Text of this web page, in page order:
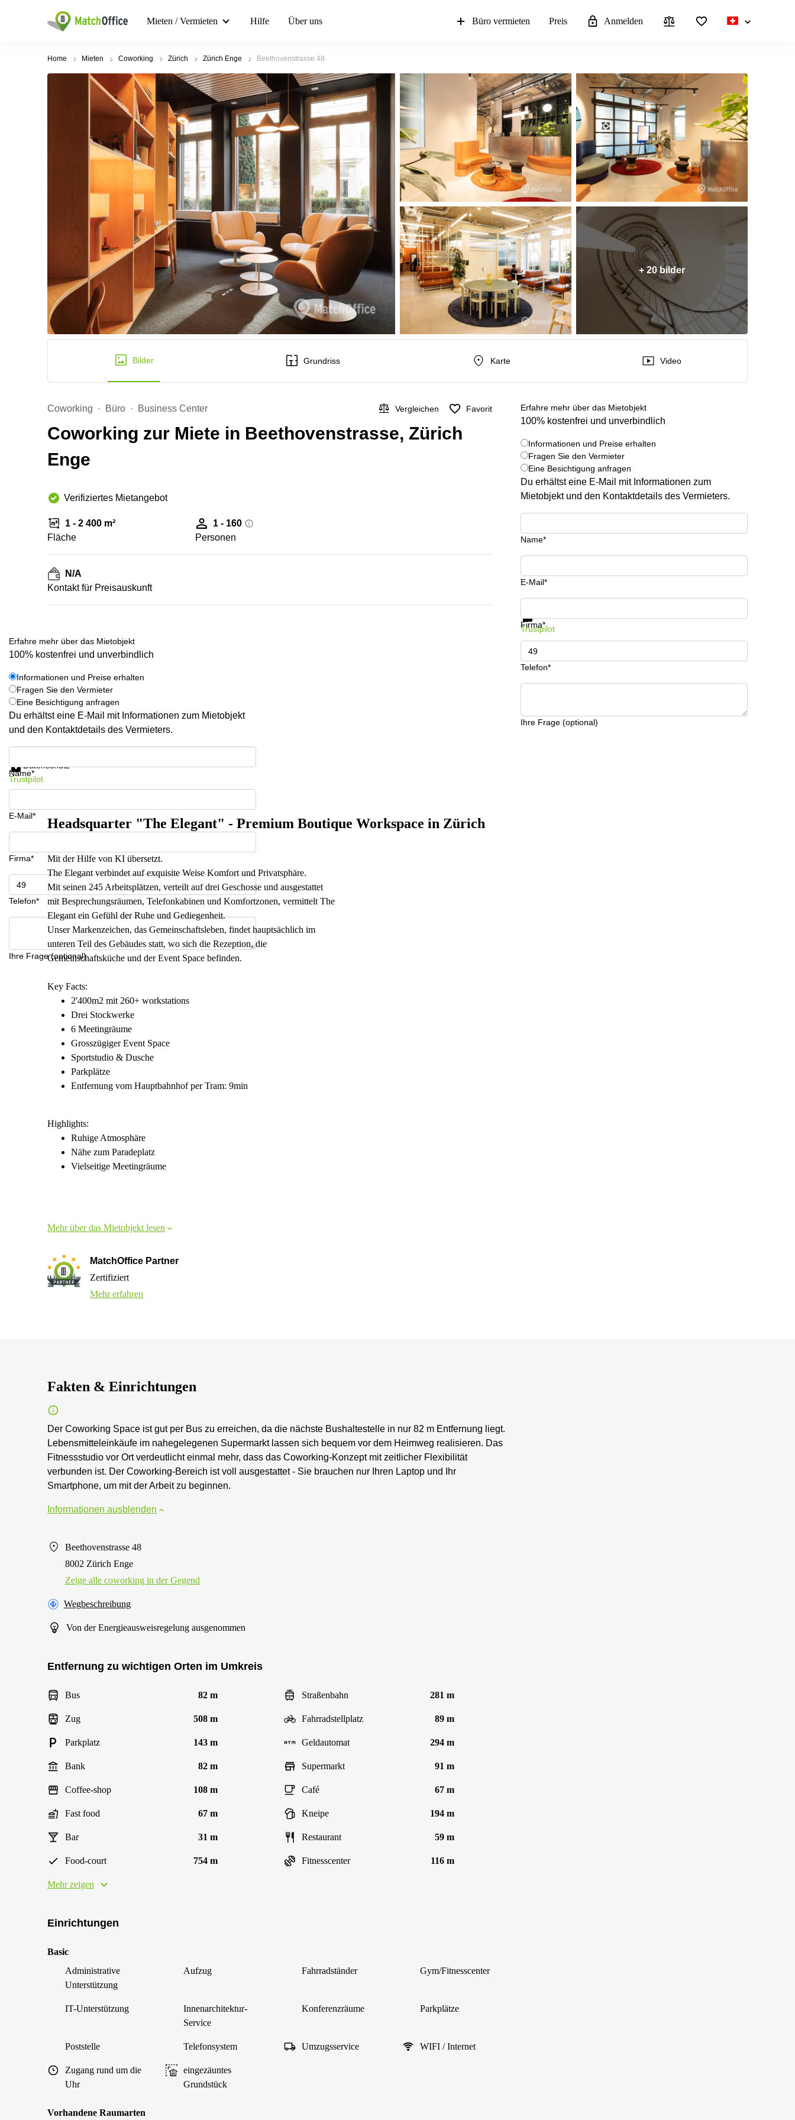
Mieten / Vermieten Hilfe Über uns Büro vermieten Preis Anmelden
Home Mieten Coworking Zürich Zürich Enge Beethovenstrasse 48
+ 20 bilder
Bilder Grundriss Karte Video
Coworking Büro Business Center Vergleichen Favorit
Coworking zur Miete in Beethovenstrasse, Zürich
Enge
Verifiziertes Mietangebot
1 - 2 400 m²
Fläche
1 - 160
Personen
N/A
Kontakt für Preisauskunft
Erfahre mehr über das Mietobjekt
100% kostenfrei und unverbindlich
Informationen und Preise erhalten
Fragen Sie den Vermieter
Eine Besichtigung anfragen
Du erhältst eine E-Mail mit Informationen zum
Mietobjekt und den Kontaktdetails des Vermieters.
Name*
E-Mail*
Firma*
Telefon*
Ihre Frage (optional)
Informationen und Preise erhalten
Trustpilot
Erfahre mehr über das Mietobjekt
100% kostenfrei und unverbindlich
Informationen und Preise erhalten
Fragen Sie den Vermieter
Eine Besichtigung anfragen
Du erhältst eine E-Mail mit Informationen zum Mietobjekt
und den Kontaktdetails des Vermieters.
Name*
E-Mail*
Firma*
Telefon*
Ihre Frage (optional)
Datenschutz
Trustpilot
Headsquarter "The Elegant" - Premium Boutique Workspace in Zürich
Mit der Hilfe von KI übersetzt.
The Elegant verbindet auf exquisite Weise Komfort und Privatsphäre.
Mit seinen 245 Arbeitsplätzen, verteilt auf drei Geschosse und ausgestattet
mit Besprechungsräumen, Telefonkabinen und Komfortzonen, vermittelt The
Elegant ein Gefühl der Ruhe und Gediegenheit.
Unser Markenzeichen, das Gemeinschaftsleben, findet hauptsächlich im
unteren Teil des Gebäudes statt, wo sich die Rezeption, die
Gemeinschaftsküche und der Event Space befinden.
Key Facts:
2'400m2 mit 260+ workstations
Drei Stockwerke
6 Meetingräume
Grosszügiger Event Space
Sportstudio & Dusche
Parkplätze
Entfernung vom Hauptbahnhof per Tram: 9min
Highlights:
Ruhige Atmosphäre
Nähe zum Paradeplatz
Vielseitige Meetingräume
Mehr über das Mietobjekt lesen
MatchOffice Partner
Zertifiziert
Mehr erfahren
Fakten & Einrichtungen
Der Coworking Space ist gut per Bus zu erreichen, da die nächste Bushaltestelle in nur 82 m Entfernung liegt.
Lebensmitteleinkäufe im nahegelegenen Supermarkt lassen sich bequem vor dem Heimweg realisieren. Das
Fitnessstudio vor Ort verdeutlicht einmal mehr, dass das Coworking-Konzept mit zeitlicher Flexibilität
verbunden ist. Der Coworking-Bereich ist voll ausgestattet - Sie brauchen nur Ihren Laptop und Ihr
Smartphone, um mit der Arbeit zu beginnen.
Informationen ausblenden
Beethovenstrasse 48
8002 Zürich Enge
Zeige alle сoworking in der Gegend
Wegbeschreibung
Von der Energieausweisregelung ausgenommen
Entfernung zu wichtigen Orten im Umkreis
Bus 82 m Straßenbahn 281 m
Zug 508 m Fahrradstellplatz 89 m
Parkplatz 143 m Geldautomat 294 m
Bank 82 m Supermarkt 91 m
Coffee-shop 108 m Café 67 m
Fast food 67 m Kneipe 194 m
Bar 31 m Restaurant 59 m
Food-court 754 m Fitnesscenter 116 m
Mehr zeigen
Einrichtungen
Basic
Administrative
Unterstützung
Aufzug Fahrradständer Gym/Fitnesscenter
IT-Unterstützung
Innenarchitektur-
Service
Konferenzräume Parkplätze
Poststelle Telefonsystem Umzugsservice WIFI / Internet
Zugang rund um die
Uhr
eingezäuntes
Grundstück
Vorhandene Raumarten